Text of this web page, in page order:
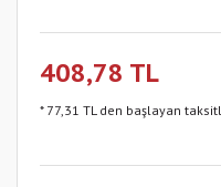
408,78 TL
* 77,31 TL den başlayan